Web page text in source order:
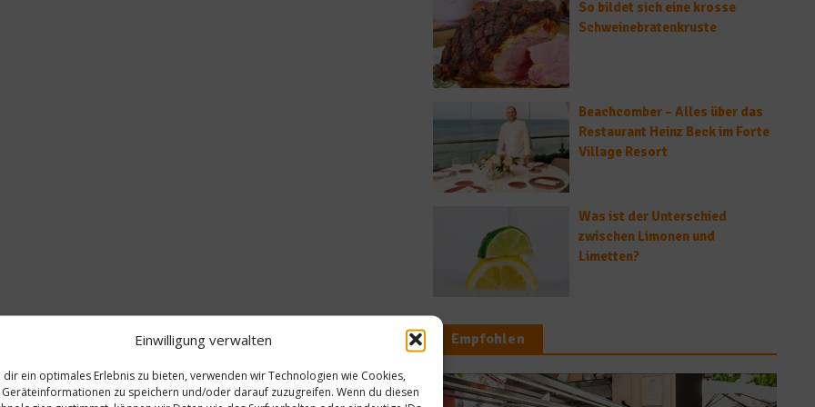
Einwilligung verwalten
dir ein optimales Erlebnis zu bieten, verwenden wir Technologien wie Cookies,
Geräteinformationen zu speichern und/oder darauf zuzugreifen. Wenn du diesen
So bildet sich eine krosse
Schweinebratenkruste
Beachcomber – Alles über das
Restaurant Heinz Beck im Forte
Village Resort
Was ist der Unterschied
zwischen Limonen und
Limetten?
Empfohlen